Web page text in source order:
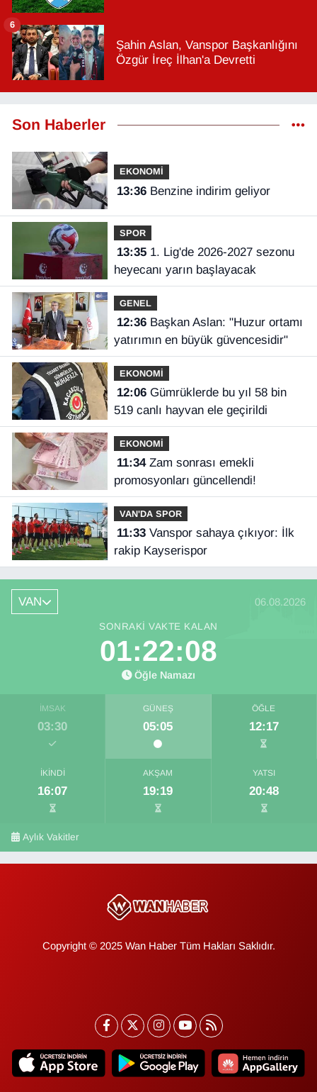
Şahin Aslan, Vanspor Başkanlığını
Özgür İreç İlhan'a Devretti
6
Son Haberler
EKONOMİ
13:36 Benzine indirim geliyor
SPOR
13:351. Lig'de 2026-2027 sezonu
heyecanı yarın başlayacak
GENEL
12:36Başkan Aslan: "Huzur ortamı
yatırımın en büyük güvencesidir"
EKONOMİ
12:06Gümrüklerde bu yıl 58 bin
519 canlı hayvan ele geçirildi
EKONOMİ
11:34Zam sonrası emekli
promosyonları güncellendi!
VAN'DA SPOR
11:33Vanspor sahaya çıkıyor: İlk
rakip Kayserispor
VAN 06.08.2026
SONRAKI VAKTE KALAN
01:22:07
Öğle Namazı
İMSAK
03:30
GÜNEŞ
05:05
ÖĞLE
12:17
İKINDI
16:07
AKŞAM
19:19
YATSI
20:48
Aylık Vakitler
Copyright © 2025 Wan Haber Tüm Hakları Saklıdır.